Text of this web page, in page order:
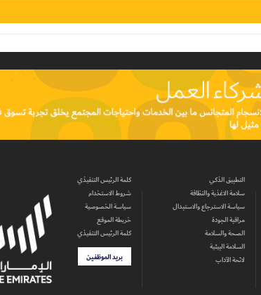
التطبيق الذكي
سلامة الاغذية والنظافة
سياسة الاسترجاع والاستبدال
مراقبة الجودة
الصحة والسلامة
السلامة البيئية
لائحة الآداب
كلمة الرئيس التنفيذي
شروط الاستخدام
سياسة الخصوصية
خريطة الموقع
كلمة الرئيس التنفيذي
بريد الموظفين